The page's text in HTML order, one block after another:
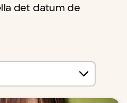
det datum de